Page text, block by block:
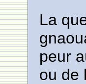
La
peur
ou de